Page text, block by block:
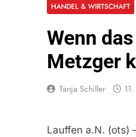
HANDEL & WIRTSCHAFT
Wenn
Metzger
Tanja Schiller
Lauffen a.N. (ots)